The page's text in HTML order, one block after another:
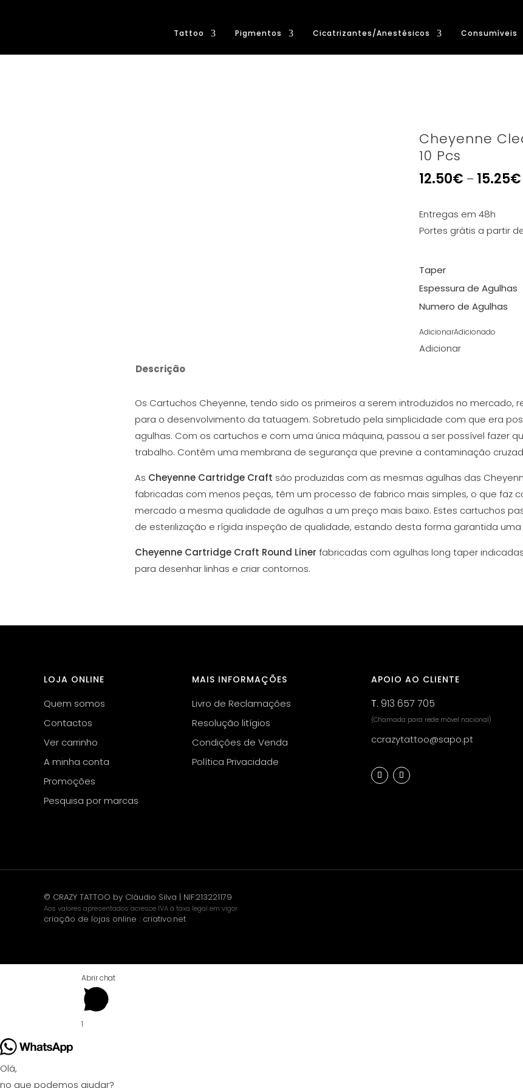
Tattoo Pigmentos Cicatrizantes/Anestésicos Consumíveis
Cheyenne
10 Pcs
12.50€ – 15.25€
Entregas em 48h
Portes grátis a partir
Taper
Espessura de Agulhas
Numero de Agulhas
AdicionarAdicionado
Adicionar
Descrição
Os Cartuchos Cheyenne, tendo sido os primeiros a serem introduzidos no mercado,
para o desenvolvimento da tatuagem. Sobretudo pela simplicidade com que era
agulhas. Com os cartuchos e com uma única máquina, passou a ser possível fazer
trabalho. Contêm uma membrana de segurança que previne a contaminação
As Cheyenne Cartridge Craft são produzidas com as mesmas agulhas das
fabricadas com menos peças, têm um processo de fabrico mais simples, o que faz
mercado a mesma qualidade de agulhas a um preço mais baixo. Estes cartuchos
de esterilização e rígida inspeção de qualidade, estando desta forma garantida
Cheyenne Cartridge Craft Round Liner fabricadas com agulhas long taper
para desenhar linhas e criar contornos.
LOJA ONLINE
Quem somos
Contactos
Ver carrinho
A minha conta
Promoções
Pesquisa por marcas
MAIS INFORMAÇÕES
Livro de Reclamações
Resolução litígios
Condições de Venda
Política Privacidade
APOIO AO CLIENTE
T. 913 657 705
(Chamada para rede móvel nacional)
ccrazytattoo@sapo.pt
© CRAZY TATTOO by Cláudio Silva | NIF:213221179
Aos valores apresentados acresce IVA à taxa legal em vigor.
criação de lojas online : criativo.net
Abrir chat
1
Olá,
no que podemos ajudar?